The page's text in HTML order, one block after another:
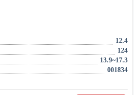
12.4
124
13.9~17.3
001834